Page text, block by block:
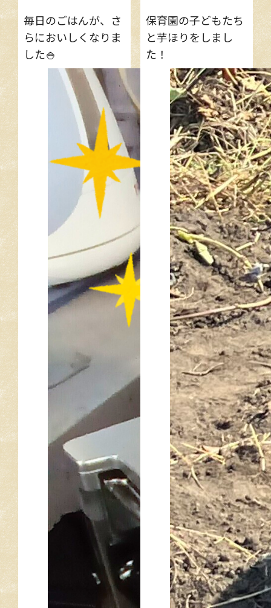
お問い合わせ
アクセス
毎日のごはんが、さ
らにおいしくなりま
した🍚
保育園の子どもたち
と芋ほりをしまし
た！